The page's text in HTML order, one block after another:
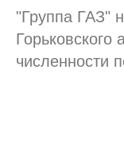
"Группа ГАЗ"
Горьковского
численности